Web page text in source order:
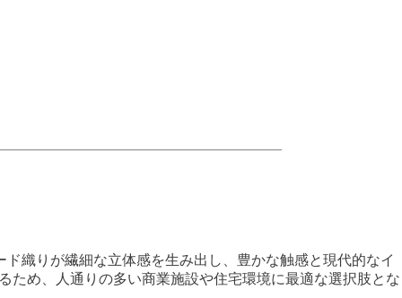
織りが繊細な立体感を生み出し、豊かな触感と現代的なイ
ため、人通りの多い商業施設や住宅環境に最適な選択肢とな